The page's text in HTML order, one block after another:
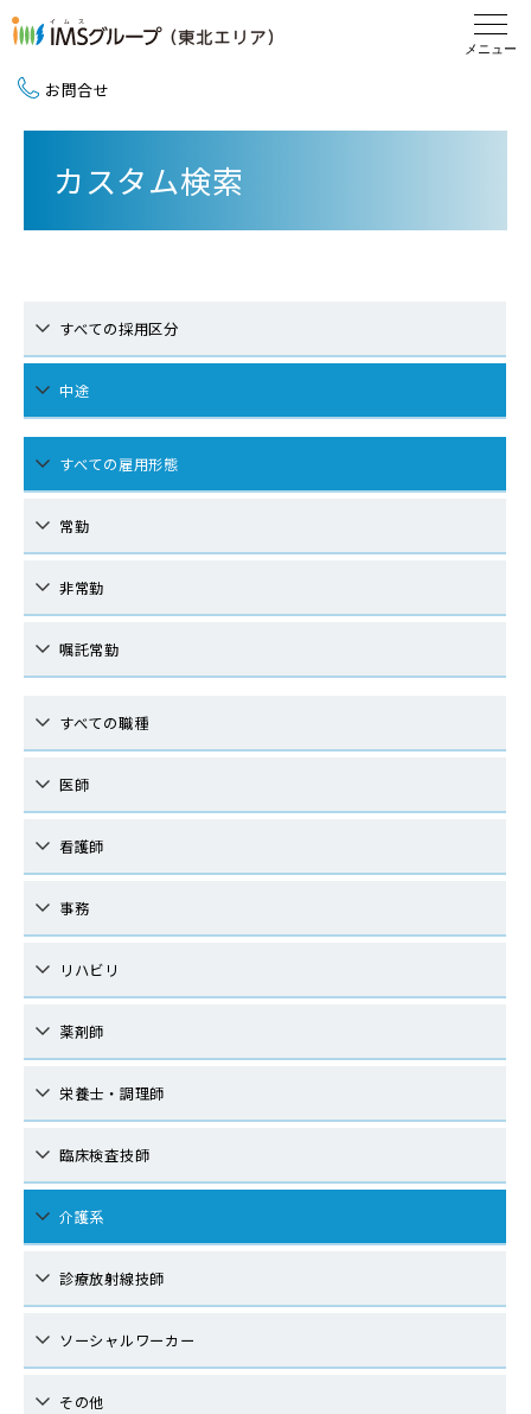
お問合せ
カスタム検索
すべての採用区分
中途
すべての雇用形態
常勤
非常勤
嘱託常勤
すべての職種
医師
看護師
事務
リハビリ
薬剤師
栄養士・調理師
臨床検査技師
介護系
診療放射線技師
ソーシャルワーカー
その他